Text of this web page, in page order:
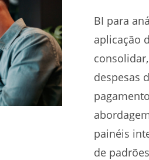
BI para
aplicação
despesas
painéis
de